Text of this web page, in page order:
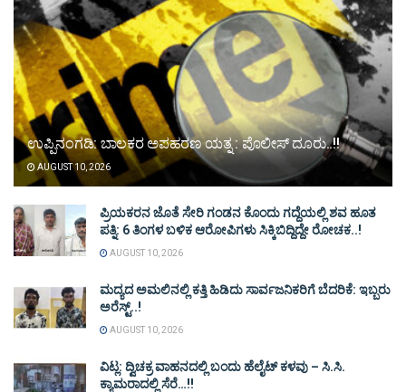
ಉಪ್ಪಿನಂಗಡಿ: ಬಾಲಕರ ಅಪಹರಣ ಯತ್ನ : ಪೊಲೀಸ್ ದೂರು..!!
AUGUST 10, 2026
ಪ್ರಿಯಕರನ ಜೊತೆ ಸೇರಿ ಗಂಡನ ಕೊಂದು ಗದ್ದೆಯಲ್ಲಿ ಶವ ಹೂತ
ಪತ್ನಿ: 6 ತಿಂಗಳ ಬಳಿಕ ಆರೋಪಿಗಳು ಸಿಕ್ಕಿಬಿದ್ದಿದ್ದೇ ರೋಚಕ..!
AUGUST 10, 2026
ಮದ್ಯದ ಅಮಲಿನಲ್ಲಿ ಕತ್ತಿ ಹಿಡಿದು ಸಾರ್ವಜನಿಕರಿಗೆ ಬೆದರಿಕೆ: ಇಬ್ಬರು
ಅರೆಸ್ಟ್..!
AUGUST 10, 2026
ವಿಟ್ಲ: ದ್ವಿಚಕ್ರ ವಾಹನದಲ್ಲಿ ಬಂದು ಹೆಲೈಟ್ ಕಳವು – ಸಿ.ಸಿ.
ಕ್ಯಾಮರಾದಲ್ಲಿ ಸೆರೆ…!!